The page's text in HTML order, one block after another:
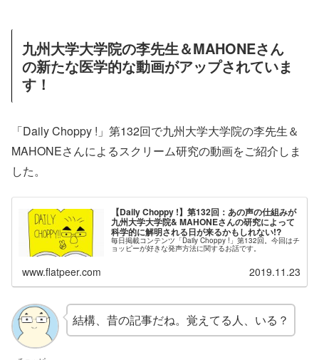
九州大学大学院の李先生＆MAHONEさん
の新たな医学的な動画がアップされていま
す！
「Daily Choppy !」第132回で九州大学大学院の李先生＆
MAHONEさんによるスクリーム研究の動画をご紹介しま
した。
【Daily Choppy !】第132回：あの声の仕組みが
九州大学大学院& MAHONEさんの研究によって
科学的に解明される日が来るかもしれない!?
毎日掲載コンテンツ「Daily Choppy !」第132回。今回はチ
ョッピーが好きな発声方法に関するお話です。
www.flatpeer.com 2019.11.23
結構、昔の記事だね。覚えてる人、いる？